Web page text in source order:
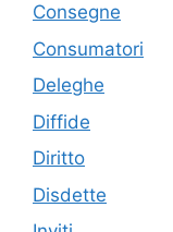
Consegne
Consumatori
Deleghe
Diffide
Diritto
Disdette